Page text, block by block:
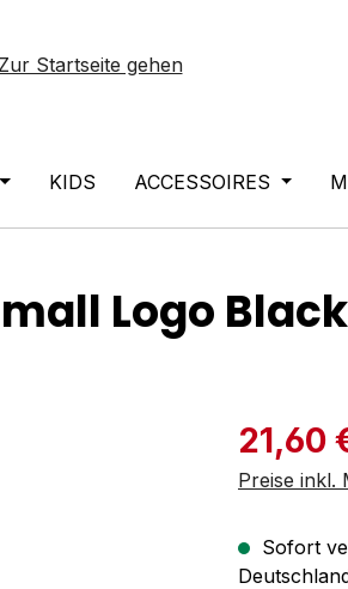
KIDS ACCESSOIRES
Logo
21,60
Preise inkl.
Sofort